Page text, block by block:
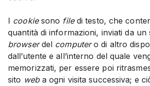
I cookiesono filedi testo, che
quantità di informazioni, inviati da un
browserdel computero di altro
dall’utente e all’interno del quale
memorizzati, per essere poi
sito weba ogni visita successiva; e